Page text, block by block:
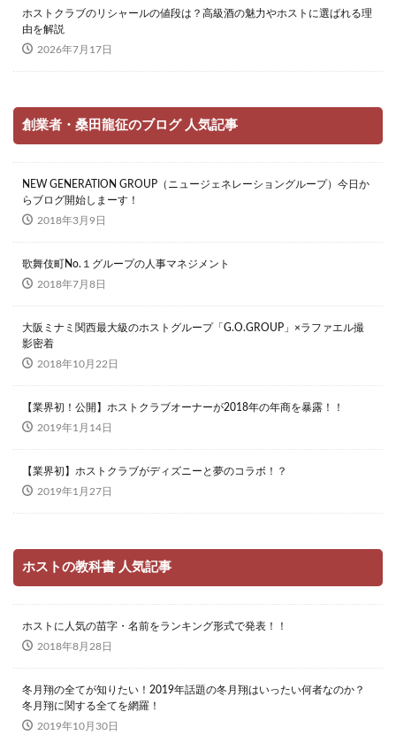
ホストクラブのリシャールの値段は？高級酒の魅力やホストに選ばれる理
由を解説
2026年7月17日
創業者・桑田龍征のブログ 人気記事
NEW GENERATION GROUP（ニュージェネレーショングループ）今日か
らブログ開始しまーす！
2018年3月9日
歌舞伎町No.１グループの人事マネジメント
2018年7月8日
大阪ミナミ関西最大級のホストグループ「G.O.GROUP」×ラファエル撮
影密着
2018年10月22日
【業界初！公開】ホストクラブオーナーが2018年の年商を暴露！！
2019年1月14日
【業界初】ホストクラブがディズニーと夢のコラボ！？
2019年1月27日
ホストの教科書 人気記事
ホストに人気の苗字・名前をランキング形式で発表！！
2018年8月28日
冬月翔の全てが知りたい！2019年話題の冬月翔はいったい何者なのか？
冬月翔に関する全てを網羅！
2019年10月30日